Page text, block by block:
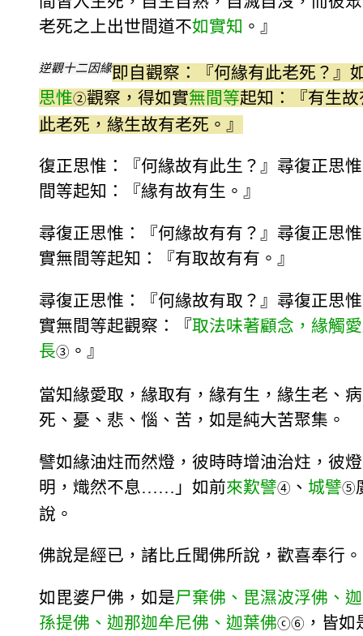
老死之上出世間道不如實知 。』
逆觀十二因緣即自觀察：『何緣有此老死？』
思惟②觀察，得如實無間等起知：『有生故
此老死，緣生故有老死。』
復正思惟：『何緣故有此生？』尋復正思
間等起知：『緣有故有生。』
尋復正思惟：『何緣故有有？』尋復正思
實無間等起知：『有取故有有。』
尋復正思惟：『何緣故有取？』尋復正思
實無間等起觀察：『取法味著顧念，緣觸
長③ 。』
當知緣愛取，緣取有，緣有生，緣生老、
死、憂、悲、惱、苦，如是純大苦聚集。
譬如緣油炷而然燈，彼時時增油治炷，彼
明，熾然不息……」如前來歎譬④ 、 城譬⑤
說。
佛說是經已，諸比丘聞佛所說，歡喜奉行。
如毘婆尸佛，如是尸棄佛、毘濕波浮佛、
孫提佛、迦那迦牟尼佛、迦葉佛ⓒ⑥ ，皆如